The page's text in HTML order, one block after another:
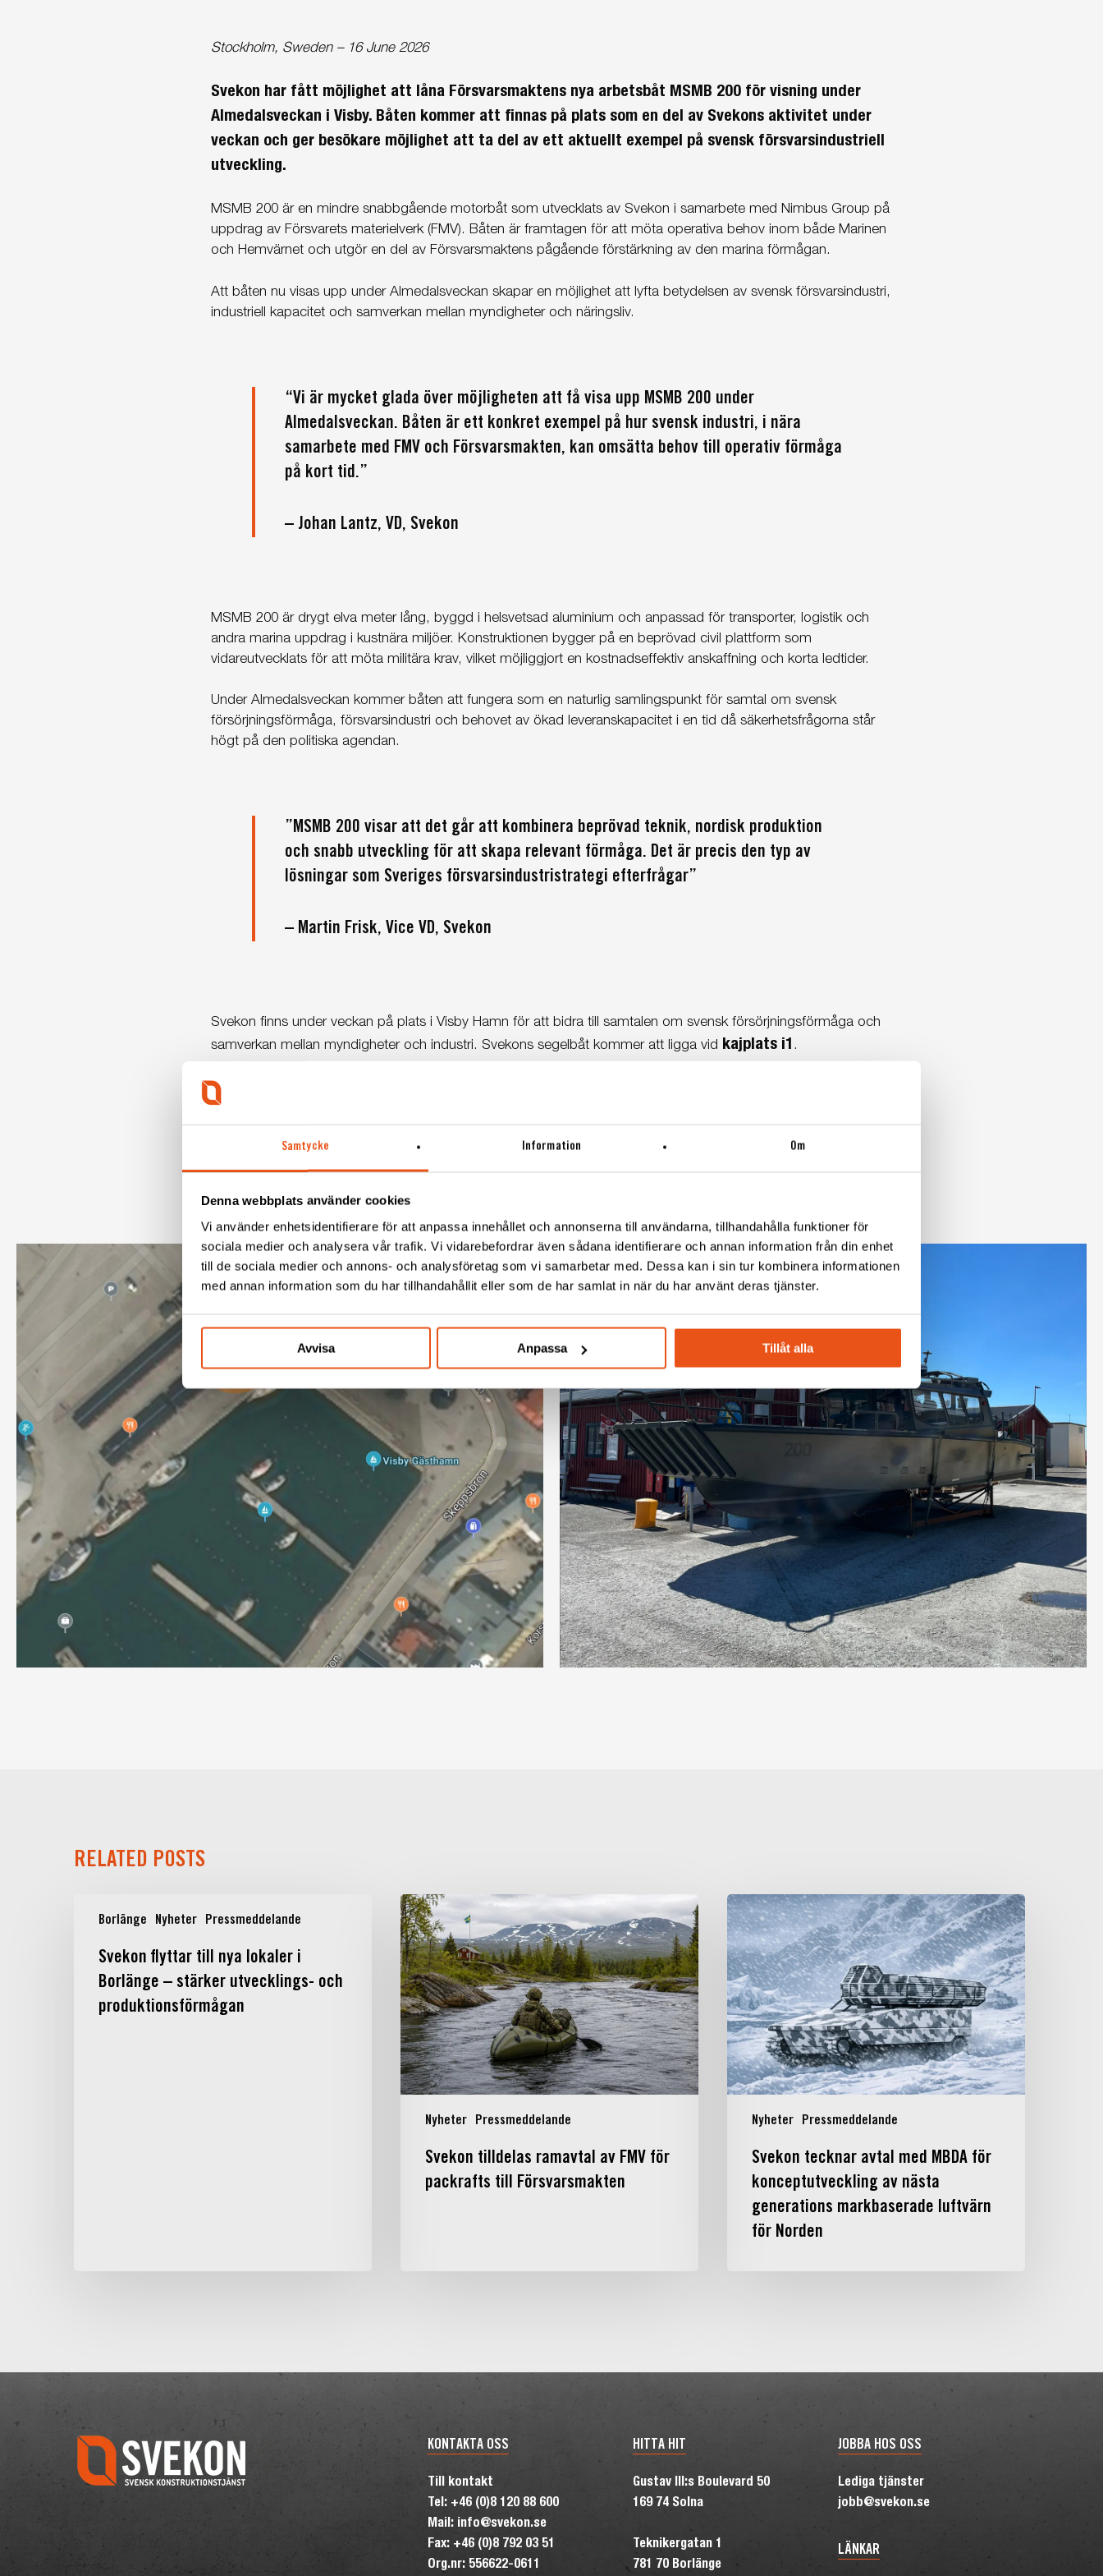
Samtycke Information Om
Denna webbplats använder cookies
Vi använder enhetsidentifierare för att anpassa innehållet och annonserna till användarna, tillhandahålla funktioner för
sociala medier och analysera vår trafik. Vi vidarebefordrar även sådana identifierare och annan information från din enhet
till de sociala medier och annons- och analysföretag som vi samarbetar med. Dessa kan i sin tur kombinera informationen
med annan information som du har tillhandahållit eller som de har samlat in när du har använt deras tjänster.
Avvisa Anpassa Tillåt alla
Stockholm, Sweden – 16 June 2026
Svekon har fått möjlighet att låna Försvarsmaktens nya arbetsbåt MSMB 200 för visning under
Almedalsveckan i Visby. Båten kommer att finnas på plats som en del av Svekons aktivitet under
veckan och ger besökare möjlighet att ta del av ett aktuellt exempel på svensk försvarsindustriell
utveckling.
MSMB 200 är en mindre snabbgående motorbåt som utvecklats av Svekon i samarbete med Nimbus Group på
uppdrag av Försvarets materielverk (FMV). Båten är framtagen för att möta operativa behov inom både Marinen
och Hemvärnet och utgör en del av Försvarsmaktens pågående förstärkning av den marina förmågan.
Att båten nu visas upp under Almedalsveckan skapar en möjlighet att lyfta betydelsen av svensk försvarsindustri,
industriell kapacitet och samverkan mellan myndigheter och näringsliv.
“Vi är mycket glada över möjligheten att få visa upp MSMB 200 under
Almedalsveckan. Båten är ett konkret exempel på hur svensk industri, i nära
samarbete med FMV och Försvarsmakten, kan omsätta behov till operativ förmåga
på kort tid.”
– Johan Lantz, VD, Svekon
MSMB 200 är drygt elva meter lång, byggd i helsvetsad aluminium och anpassad för transporter, logistik och
andra marina uppdrag i kustnära miljöer. Konstruktionen bygger på en beprövad civil plattform som
vidareutvecklats för att möta militära krav, vilket möjliggjort en kostnadseffektiv anskaffning och korta ledtider.
Under Almedalsveckan kommer båten att fungera som en naturlig samlingspunkt för samtal om svensk
försörjningsförmåga, försvarsindustri och behovet av ökad leveranskapacitet i en tid då säkerhetsfrågorna står
högt på den politiska agendan.
”MSMB 200 visar att det går att kombinera beprövad teknik, nordisk produktion
och snabb utveckling för att skapa relevant förmåga. Det är precis den typ av
lösningar som Sveriges försvarsindustristrategi efterfrågar”
– Martin Frisk, Vice VD, Svekon
Svekon finns under veckan på plats i Visby Hamn för att bidra till samtalen om svensk försörjningsförmåga och
samverkan mellan myndigheter och industri. Svekons segelbåt kommer att ligga vid kajplats i1 .
Arbetsbåten MSMB 200 kommer att finnas uppställd på land i anslutning kajplats i1 och gästhamnens reception
Länk till pressmeddelande (My News Desk) samt pressfoton:
upp under Almedalsveckan | Svekon (Svensk Konstruktionstjänst AB)
RELATED POSTS
Borlänge Nyheter Pressmeddelande
flyttar
lokaler
Svekon flyttar till nya lokaler i
Borlänge – stärker utvecklings- och
produktionsförmågan
Nyheter Pressmeddelande
Svekon
tilldelas
ramavtal
av
FMV
för
packrafts
till
Försvarsmakten
Svekon tilldelas ramavtal av FMV för
packrafts till Försvarsmakten
Nyheter Pressmeddelande
Svekon
tecknar
avtal
med
MBDA
för
konceptutveckling
av
nästa
generations
luftvärn
Svekon tecknar avtal med MBDA för
konceptutveckling av nästa
generations markbaserade luftvärn
för Norden
KONTAKTA OSS
Till kontakt
Tel: +46 (0)8 120 88 600
Mail: info@svekon.se
Fax: +46 (0)8 792 03 51
Org.nr: 556622-0611
HITTA HIT
Gustav III:s Boulevard 50
169 74 Solna
Teknikergatan 1
781 70 Borlänge
JOBBA HOS OSS
Lediga tjänster
jobb@svekon.se
LÄNKAR